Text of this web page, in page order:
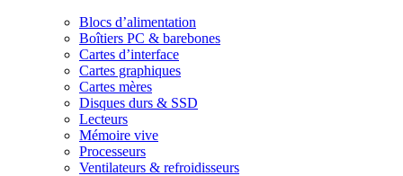
Blocs d’alimentation
Boîtiers PC & barebones
Cartes d’interface
Cartes graphiques
Cartes mères
Disques durs & SSD
Lecteurs
Mémoire vive
Processeurs
Ventilateurs & refroidisseurs